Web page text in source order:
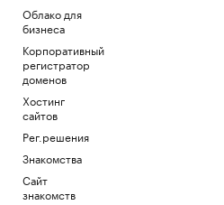
Облако для
бизнеса
Корпоративный
регистратор
доменов
Хостинг
сайтов
Рег.решения
Знакомства
Сайт
знакомств